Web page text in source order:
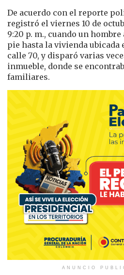
De acuerdo con el reporte
registró el viernes 10 de
9:20 p. m., cuando un
pie hasta la vivienda ubicada
calle 70, y disparó varias
inmueble, donde se
familiares.
ANUNCIO